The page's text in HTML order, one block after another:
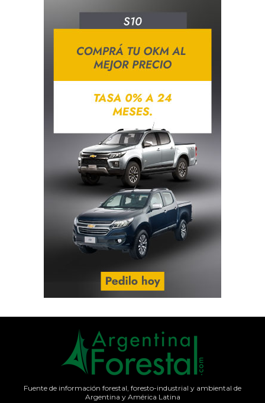
Fuente de información forestal, foresto-industrial y ambiental de
Argentina y América Latina